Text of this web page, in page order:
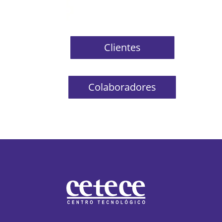
Clientes
Colaboradores